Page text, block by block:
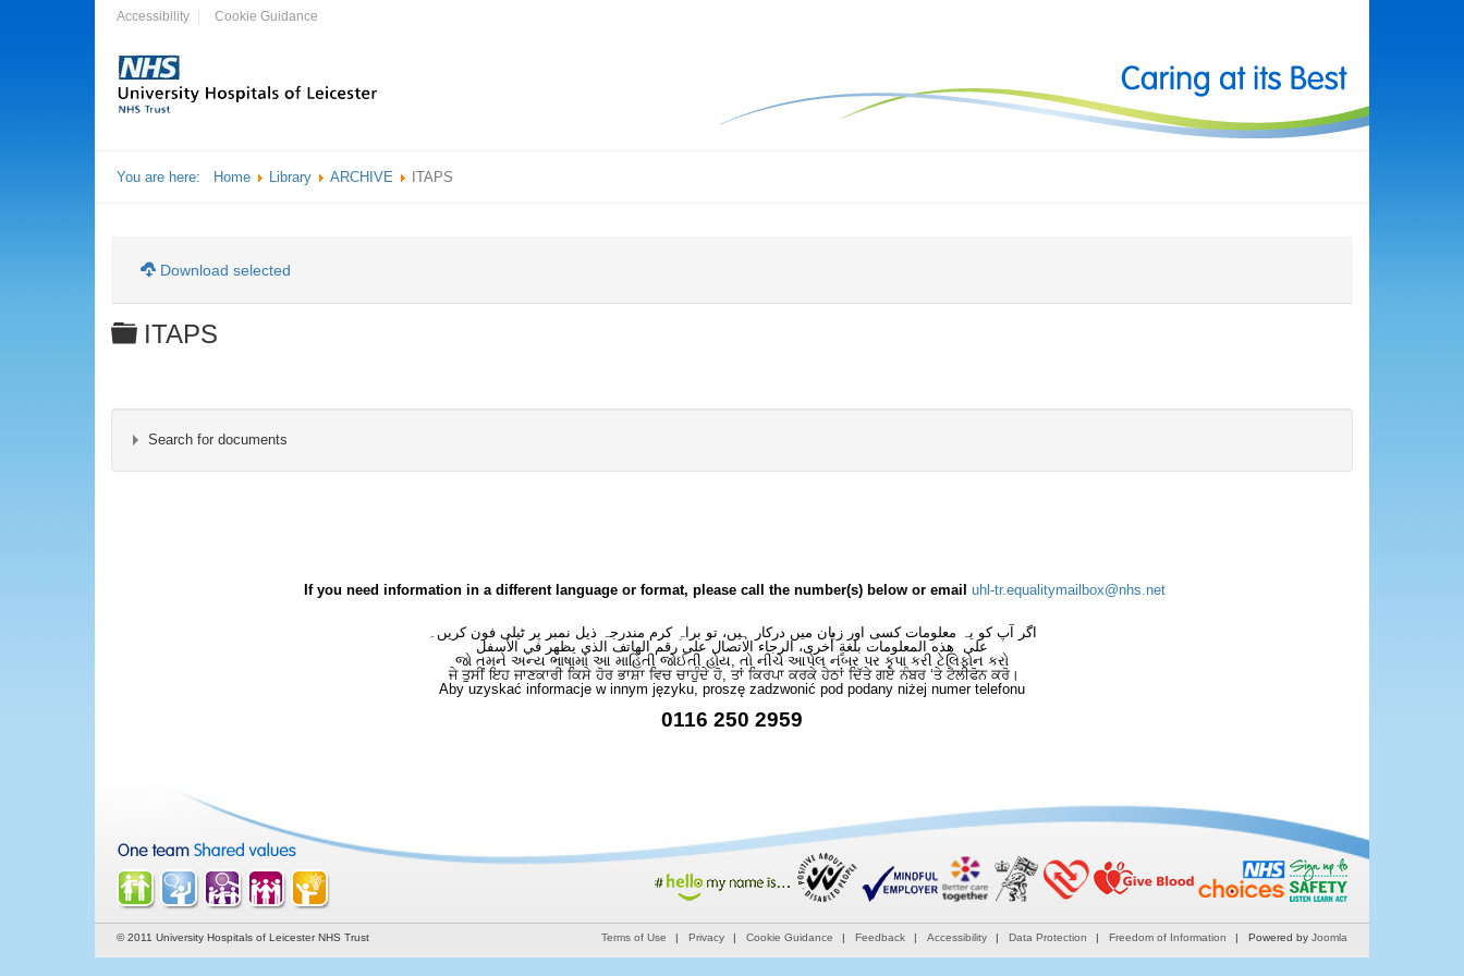
Accessibility Cookie Guidance
You are here: Home Library ARCHIVE ITAPS
Download selected
Folder
ITAPS
Search for documents
If you need information in a different language or format, please call the number(s) below or email uhl-tr.equalitymailbox@nhs.net
اگر آپ کو یہ معلومات کسی اور زبان میں درکار ہیں، تو براہِ کرم مندرجہ ذیل نمبر پر ٹیلی فون کریں۔
على هذه المعلومات بلغةٍ أُخرى، الرجاء الاتصال على رقم الهاتف الذي يظهر في الأسفل
જો તમને અન્ય ભાષામાં આ માહિતી જોઈતી હોય, તો નીચે આપેલ નંબર પર કૃપા કરી ટેલિફોન કરો
ਜੇ ਤੁਸੀਂ ਇਹ ਜਾਣਕਾਰੀ ਕਿਸੇ ਹੋਰ ਭਾਸ਼ਾ ਵਿਚ ਚਾਹੁੰਦੇ ਹੋ, ਤਾਂ ਕਿਰਪਾ ਕਰਕੇ ਹੇਠਾਂ ਦਿੱਤੇ ਗਏ ਨੰਬਰ ‘ਤੇ ਟੈਲੀਫੋਨ ਕਰੋ।
Aby uzyskać informacje w innym języku, proszę zadzwonić pod podany niżej numer telefonu
0116 250 2959
© 2011 University Hospitals of Leicester NHS Trust Terms of Use Privacy Cookie Guidance Feedback Accessibility Data Protection Freedom of Information Powered by Joomla